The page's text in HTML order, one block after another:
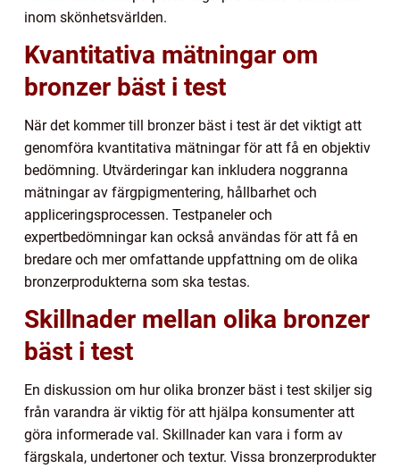
inom skönhetsvärlden.
Kvantitativa mätningar om
bronzer bäst i test
När det kommer till bronzer bäst i test är det viktigt att
genomföra kvantitativa mätningar för att få en objektiv
bedömning. Utvärderingar kan inkludera noggranna
mätningar av färgpigmentering, hållbarhet och
appliceringsprocessen. Testpaneler och
expertbedömningar kan också användas för att få en
bredare och mer omfattande uppfattning om de olika
bronzerprodukterna som ska testas.
Skillnader mellan olika bronzer
bäst i test
En diskussion om hur olika bronzer bäst i test skiljer sig
från varandra är viktig för att hjälpa konsumenter att
göra informerade val. Skillnader kan vara i form av
färgskala, undertoner och textur. Vissa bronzerprodukter